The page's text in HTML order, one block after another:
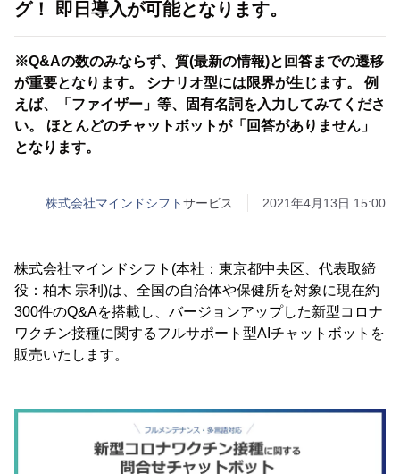
グ！ 即日導入が可能となります。
※Q&Aの数のみならず、質(最新の情報)と回答までの遷移
が重要となります。 シナリオ型には限界が生じます。 例
えば、「ファイザー」等、固有名詞を入力してみてくださ
い。 ほとんどのチャットボットが「回答がありません」
となります。
株式会社マインドシフトサービス 2021年4月13日 15:00
株式会社マインドシフト(本社：東京都中央区、代表取締
役：柏木 宗利)は、全国の自治体や保健所を対象に現在約
300件のQ&Aを搭載し、バージョンアップした新型コロナ
ワクチン接種に関するフルサポート型AIチャットボットを
販売いたします。